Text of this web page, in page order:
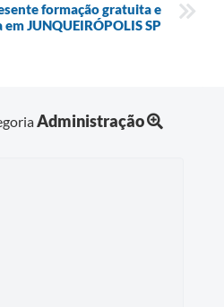
formação gratuita e
JUNQUEIRÓPOLIS SP
Administração